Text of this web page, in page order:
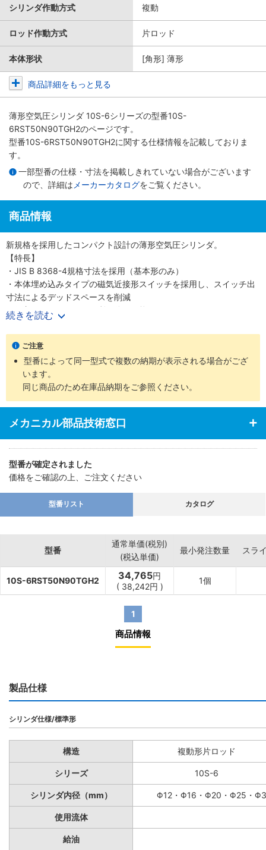
シリンダ作動方式 複動
ロッド作動方式 片ロッド
本体形状 [角形] 薄形
商品詳細をもっと見る
薄形空気圧シリンダ 10S-6シリーズの型番10S-
6RST50N90TGH2のページです。
型番10S-6RST50N90TGH2に関する仕様情報を記載しておりま
す。
一部型番の仕様・寸法を掲載しきれていない場合がございます
ので、詳細は メーカーカタログをご覧ください。
商品情報
新規格を採用したコンパクト設計の薄形空気圧シリンダ。
【特長】
・JIS B 8368-4規格寸法を採用（基本形のみ）
・本体埋め込みタイプの磁気近接形スイッチを採用し、スイッチ出
寸法によるデッドスペースを削減
・保守メンテナンスに便利な分解可能形
・ロッド先端部仕様は、めねじ、おねじの2タイプを用意
・支持金具の種類、ロッド先端部の付属品など豊富に揃え幅広い用
途に対応
続きを読む
ご注意
型番によって同一型式で複数の納期が表示される場合がござ
います。
同じ商品のため在庫品納期をご参照ください。
メカニカル部品技術窓口
型番が確定されました
価格をご確認の上、ご注文ください
型番リスト カタログ
型番
通常単価(税別)
(税込単価)
最小発注数量 スラ
10S-6RST50N90TGH2 34,765円
( 38,242円 )
1個
1
商品情報
製品仕様
シリンダ仕様/標準形
構造 複動形片ロッド
シリーズ 10S-6
シリンダ内径（mm） Φ12・Φ16・Φ20・Φ25・
使用流体
給油